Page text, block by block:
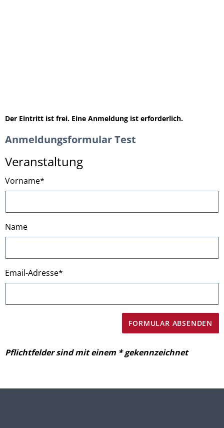
Der Eintritt ist frei. Eine Anmeldung ist erforderlich.
Anmeldungsformular Test
Veranstaltung
Vorname*
Name
Email-Adresse*
Pflichtfelder sind mit einem * gekennzeichnet